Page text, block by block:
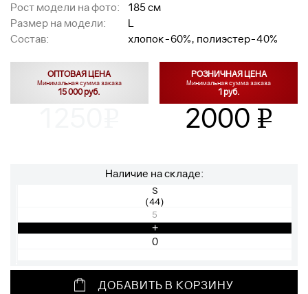
Рост модели на фото:
185 см
Размер на модели:
L
Состав:
хлопок-60%, полиэстер-40%
ОПТОВАЯ ЦЕНА
Минимальная сумма заказа
15 000 руб.
РОЗНИЧНАЯ ЦЕНА
Минимальная сумма заказа
1 руб.
2000 v
Наличие на складе:
S
(44)
5
+
ДОБАВИТЬ В КОРЗИНУ